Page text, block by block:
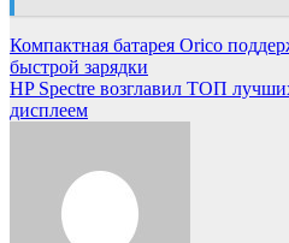
Навигация
по
записям
Компактная батарея Orico
быстрой зарядки
HP Spectre возглавил ТОП
дисплеем